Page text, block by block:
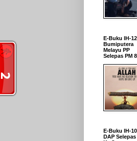
E-Buku IH-
Bumiputera
Melayu PP
Selepas PM
E-Buku IH-
DAP Selepas